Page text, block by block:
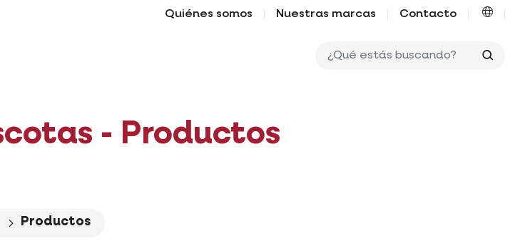
Quiénes somos Nuestras marcas Contacto
- Productos
Productos